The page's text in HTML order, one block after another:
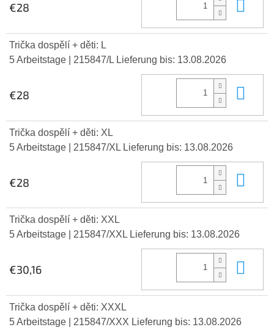
€28
Trička dospělí + děti: L
5 Arbeitstage
| 215847/L Lieferung bis: 13.08.2026
€28
Trička dospělí + děti: XL
5 Arbeitstage
| 215847/XL Lieferung bis: 13.08.2026
€28
Trička dospělí + děti: XXL
5 Arbeitstage
| 215847/XXL Lieferung bis: 13.08.2026
€30,16
Trička dospělí + děti: XXXL
5 Arbeitstage
| 215847/XXX Lieferung bis: 13.08.2026